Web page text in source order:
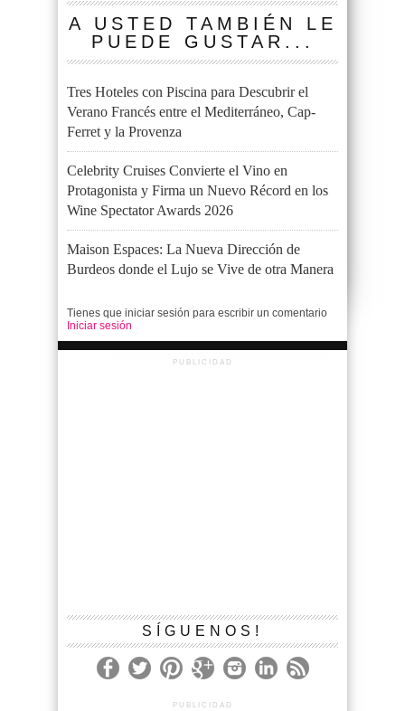
A USTED TAMBIÉN LE
PUEDE GUSTAR...
Tres Hoteles con Piscina para Descubrir el
Verano Francés entre el Mediterráneo, Cap-
Ferret y la Provenza
Celebrity Cruises Convierte el Vino en
Protagonista y Firma un Nuevo Récord en los
Wine Spectator Awards 2026
Maison Espaces: La Nueva Dirección de
Burdeos donde el Lujo se Vive de otra Manera
Tienes que iniciar sesión para escribir un comentario
Iniciar sesión
PUBLICIDAD
SÍGUENOS!
PUBLICIDAD